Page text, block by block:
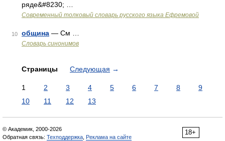
ряде&#8230; …
Современный толковый словарь русского языка Ефремовой
10 община — См …
Словарь синонимов
Страницы Следующая →
1 2 3 4 5 6 7 8
9
10
11 12 13
18+
© Академик, 2000-2026
Обратная связь: Техподдержка Реклама на сайте